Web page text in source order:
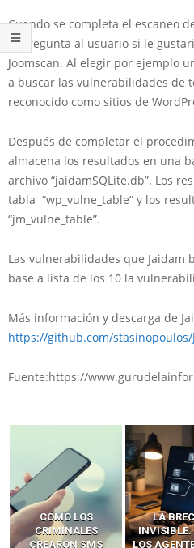
Cuando se completa el escaneo
le pregunta al usuario si le
Joomscan. Al elegir por ejemplo
a buscar las vulnerabilidades de
reconocido como sitios de
Después de completar el
almacena los resultados en una
archivo “jaidamSQLite.db”. Los
tabla “wp_vulne_table” y los
“jm_vulne_table”.
Las vulnerabilidades que Jaidam
base a lista de los 10 la
Más información y descarga de
https://github.com/stasinopoulos/
Fuente:https://
LA BRECHA
INVISIBLE: CÓMO
LOS AGENTES DE IA
PREDATOR